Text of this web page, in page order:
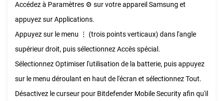
Accédez à Paramètres ⚙︎ sur votre appareil Samsung et
appuyez sur Applications.
Appuyez sur le menu ⋮ (trois points verticaux) dans l'angle
supérieur droit, puis sélectionnez Accès spécial.
Sélectionnez Optimiser l'utilisation de la batterie, puis appuyez
sur le menu déroulant en haut de l'écran et sélectionnez Tout.
Désactivez le curseur pour Bitdefender Mobile Security afin qu'il